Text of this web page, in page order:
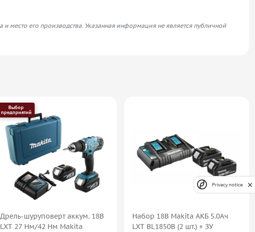
место его производства. Указанная информация не является публичной
Выбор
предприятий
Дрель-шуруповерт аккум. 18В
LXT 27 Нм/42 Нм Makita
Набор 18В Makita АКБ 5.0Ач
LXT BL1850B (2 шт.) + ЗУ
Privacy notice